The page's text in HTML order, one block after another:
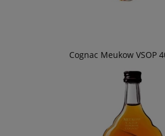
Cognac Meukow VSOP